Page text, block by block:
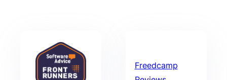
Freedcamp